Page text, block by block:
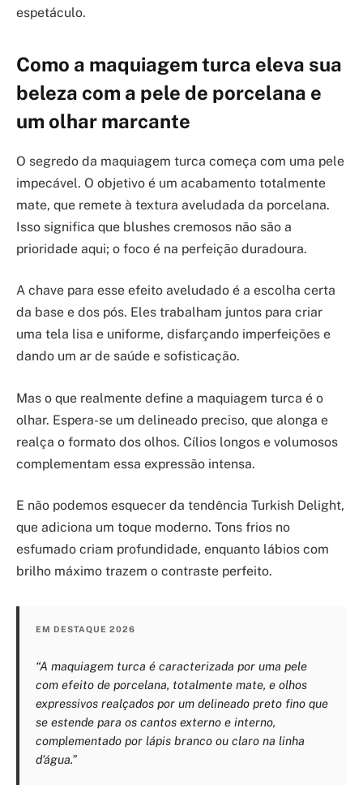
espetáculo.
Como a maquiagem turca eleva sua
beleza com a pele de porcelana e
um olhar marcante
O segredo da maquiagem turca começa com uma pele
impecável. O objetivo é um acabamento totalmente
mate, que remete à textura aveludada da porcelana.
Isso significa que blushes cremosos não são a
prioridade aqui; o foco é na perfeição duradoura.
A chave para esse efeito aveludado é a escolha certa
da base e dos pós. Eles trabalham juntos para criar
uma tela lisa e uniforme, disfarçando imperfeições e
dando um ar de saúde e sofisticação.
Mas o que realmente define a maquiagem turca é o
olhar. Espera-se um delineado preciso, que alonga e
realça o formato dos olhos. Cílios longos e volumosos
complementam essa expressão intensa.
E não podemos esquecer da tendência Turkish Delight,
que adiciona um toque moderno. Tons frios no
esfumado criam profundidade, enquanto lábios com
brilho máximo trazem o contraste perfeito.
EM DESTAQUE 2026
“A maquiagem turca é caracterizada por uma pele
com efeito de porcelana, totalmente mate, e olhos
expressivos realçados por um delineado preto fino que
se estende para os cantos externo e interno,
complementado por lápis branco ou claro na linha
d’água.”